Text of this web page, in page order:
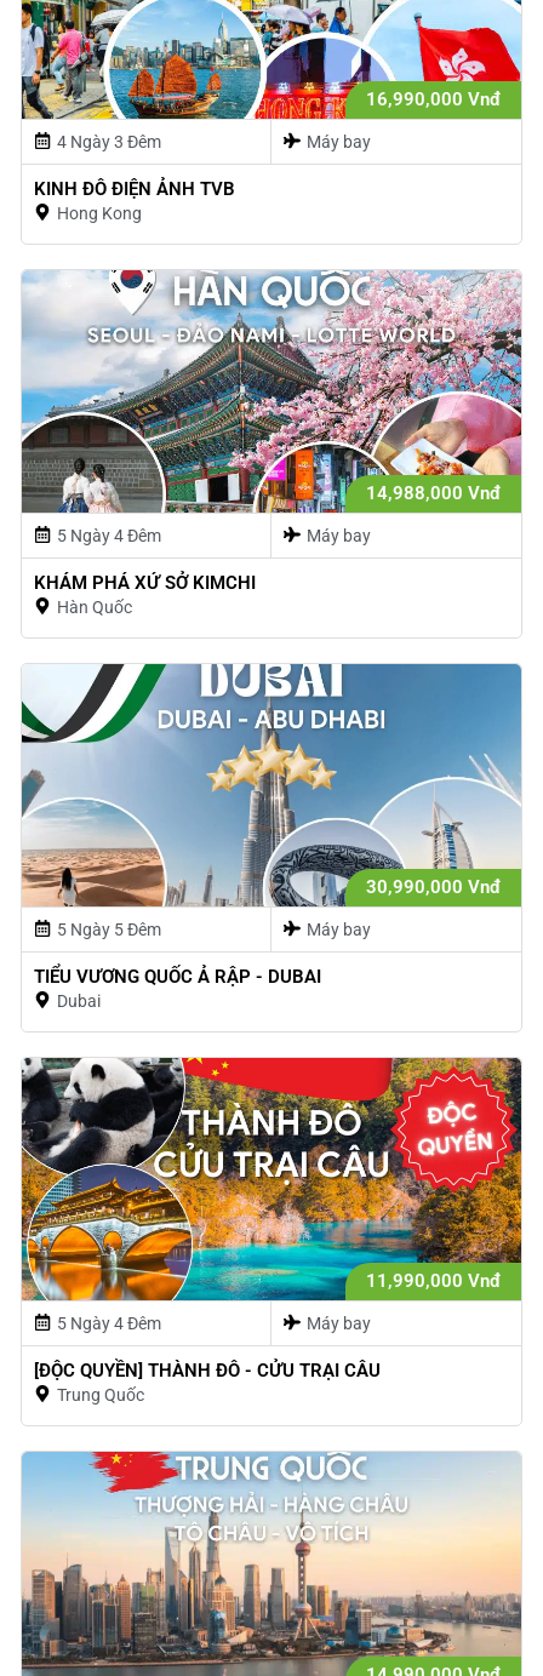
16,990,000 Vnđ
4 Ngày 3 Đêm Máy bay
KINH ĐÔ ĐIỆN ẢNH TVB
Hong Kong
14,988,000 Vnđ
5 Ngày 4 Đêm Máy bay
KHÁM PHÁ XỨ SỞ KIMCHI
Hàn Quốc
30,990,000 Vnđ
5 Ngày 5 Đêm Máy bay
TIỂU VƯƠNG QUỐC Ả RẬP - DUBAI
Dubai
11,990,000 Vnđ
5 Ngày 4 Đêm Máy bay
[ĐỘC QUYỀN] THÀNH ĐÔ - CỬU TRẠI CÂU
Trung Quốc